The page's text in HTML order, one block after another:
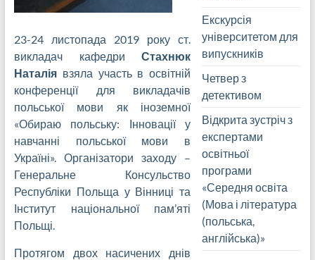
23-24 листопада 2019 року ст.
викладач кафедриСтахнюк
Наталіявзяла участь в освітній
конференції для викладачів
польської мови як іноземної
«Обираю польську: Інновації у
навчанні польської мови в
Україні». Організатори заходу –
Генеральне Консульство
Республіки Польща у Вінниці та
Інститут національної пам’яті
Польщі.
Протягом двох насичених днів
Екскурсія
університетом для
випускників
Четвер з
детективом
Відкрита зустріч з
експертами
освітньої
програми
«Середня освіта
(Мова і література
(польська,
англійська)»